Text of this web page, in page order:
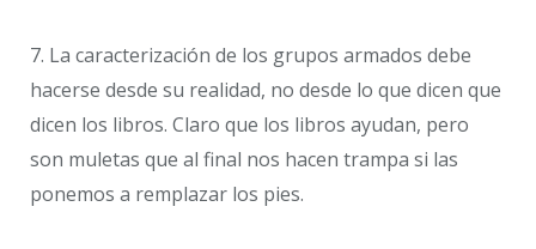
7. La caracterización de los grupos armados debe
hacerse desde su realidad, no desde lo que dicen que
dicen los libros. Claro que los libros ayudan, pero
son muletas que al final nos hacen trampa si las
ponemos a remplazar los pies.